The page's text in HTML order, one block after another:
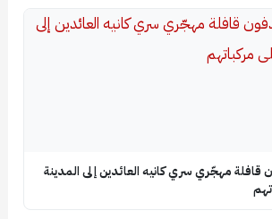
مهجّري سري كانيه العائدين إلى المدينة